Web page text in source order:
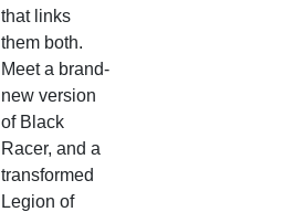
that links
them both.
Meet a brand-
new version
of Black
Racer, and a
transformed
Legion of